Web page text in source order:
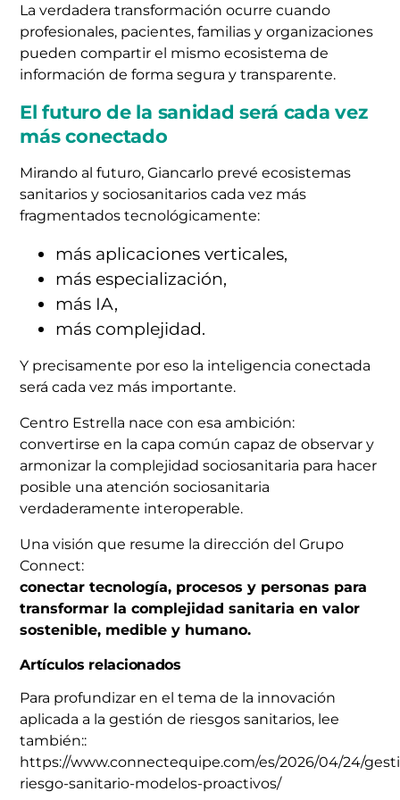
La verdadera transformación ocurre cuando
profesionales, pacientes, familias y organizaciones
pueden compartir el mismo ecosistema de
información de forma segura y transparente.
El futuro de la sanidad será cada vez
más conectado
Mirando al futuro, Giancarlo prevé ecosistemas
sanitarios y sociosanitarios cada vez más
fragmentados tecnológicamente:
más aplicaciones verticales,
más especialización,
más IA,
más complejidad.
Y precisamente por eso la inteligencia conectada
será cada vez más importante.
Centro Estrella nace con esa ambición:
convertirse en la capa común capaz de observar y
armonizar la complejidad sociosanitaria para hacer
posible una atención sociosanitaria
verdaderamente interoperable.
Una visión que resume la dirección del Grupo
Connect:
conectar tecnología, procesos y personas para
transformar la complejidad sanitaria en valor
sostenible, medible y humano.
Artículos relacionados
Para profundizar en el tema de la innovación
aplicada a la gestión de riesgos sanitarios, lee
también::
https://www.connectequipe.com/es/2026/04/24/
riesgo-sanitario-modelos-proactivos/